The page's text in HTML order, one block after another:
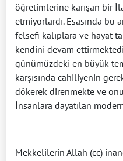
öğretimlerine karışan bir
etmiyorlardı. Esasında bu
felsefi kalıplara ve hayat
kendini devam
günümüzdeki en büyük
karşısında cahiliyenin
dökerek direnmekte ve
İnsanlara dayatılan
Mekkelilerin Allah (cc)